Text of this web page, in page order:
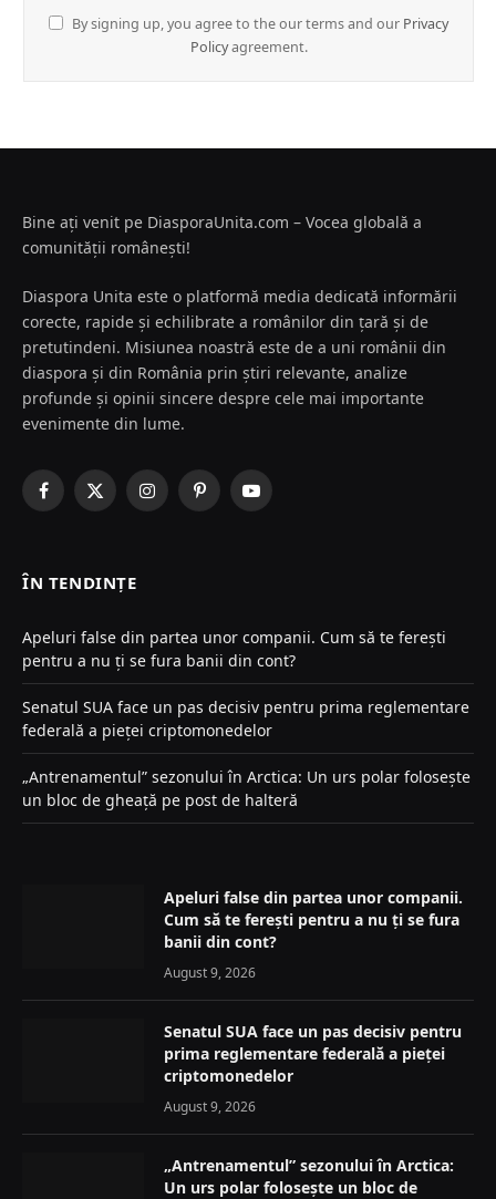
By signing up, you agree to the our terms and our Privacy
Policyagreement.
Bine ați venit pe DiasporaUnita.com – Vocea globală a
comunității românești!
Diaspora Unita este o platformă media dedicată informării
corecte, rapide și echilibrate a românilor din țară și de
pretutindeni. Misiunea noastră este de a uni românii din
diaspora și din România prin știri relevante, analize
profunde și opinii sincere despre cele mai importante
evenimente din lume.
Facebook
X
InstagramPinterestYouTube
ÎN TENDINȚE
Apeluri false din partea unor companii. Cum să te ferești
pentru a nu ți se fura banii din cont?
Senatul SUA face un pas decisiv pentru prima reglementare
federală a pieței criptomonedelor
„Antrenamentul” sezonului în Arctica: Un urs polar folosește
un bloc de gheață pe post de halteră
Apeluri false din partea unor companii.
Cum să te ferești pentru a nu ți se fura
banii din cont?
August 9, 2026
Senatul SUA face un pas decisiv pentru
prima reglementare federală a pieței
criptomonedelor
August 9, 2026
„Antrenamentul” sezonului în Arctica:
Un urs polar folosește un bloc de